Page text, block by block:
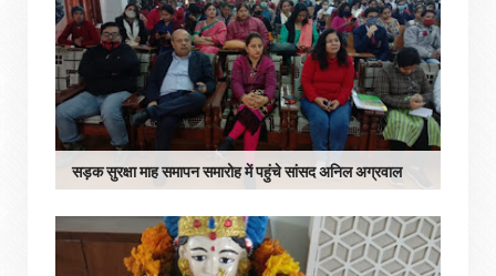
सड़क सुरक्षा माह समापन समारोह में पहुंचे सांसद अनिल अग्रवाल